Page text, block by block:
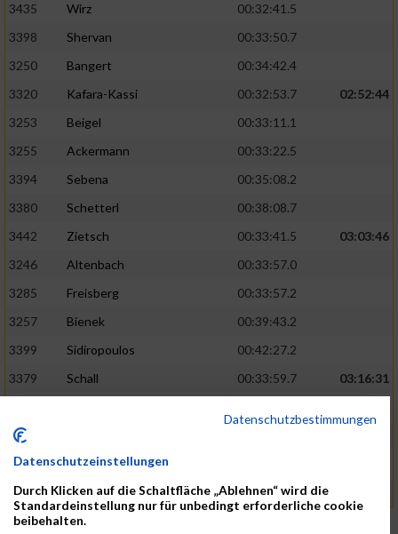
3435
Wirz
00:32:41.5
3398
Shervan
00:33:50.7
3250
Bangert
00:34:42.4
3320
Kafara-Kassi 00:32:53.7
02:52:44
3253
Beigel
00:33:11.1
3255
Ackermann
00:33:22.5
3394
Sebena
00:35:08.2
3380
Schetterl
00:38:08.7
3442
Zietsch 00:33:41.5
03:03:46
3246
Altenbach
00:33:57.0
3285
Freisberg
00:33:57.2
3257
Bienek
00:39:43.2
3399
Sidiropoulos
00:42:27.2
3379
Schall 00:33:59.7
03:16:31
3316
3248
Antretter
3327
Kobal
00:46:26.3
Rang:304.
Datenschutzbestimmungen
Datenschutzeinstellungen
Durch Klicken auf die Schaltfläche „Ablehnen“ wird die
Standardeinstellung nur für unbedingt erforderliche cookie
beibehalten.